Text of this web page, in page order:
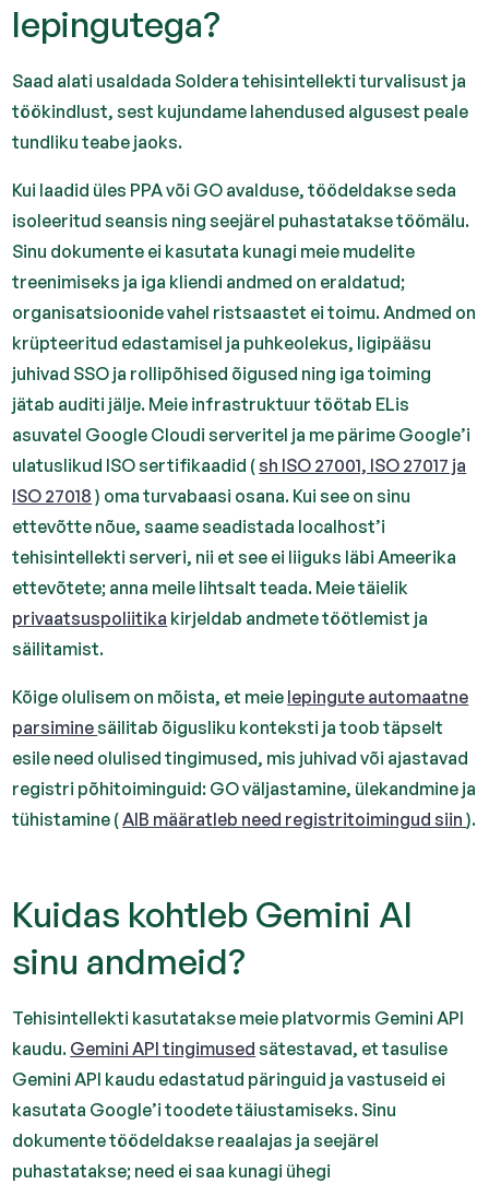
lepingutega?
Saad alati usaldada Soldera tehisintellekti turvalisust ja
töökindlust, sest kujundame lahendused algusest peale
tundliku teabe jaoks.
Kui laadid üles PPA või GO avalduse, töödeldakse seda
isoleeritud seansis ning seejärel puhastatakse töömälu.
Sinu dokumente ei kasutata kunagi meie mudelite
treenimiseks ja iga kliendi andmed on eraldatud;
organisatsioonide vahel ristsaastet ei toimu. Andmed on
krüpteeritud edastamisel ja puhkeolekus, ligipääsu
juhivad SSO ja rollipõhised õigused ning iga toiming
jätab auditi jälje. Meie infrastruktuur töötab ELis
asuvatel Google Cloudi serveritel ja me pärime Google’i
ulatuslikud ISO sertifikaadid (sh ISO 27001, ISO 27017 ja
ISO 27018 ) oma turvabaasi osana. Kui see on sinu
ettevõtte nõue, saame seadistada localhost’i
tehisintellekti serveri, nii et see ei liiguks läbi Ameerika
ettevõtete; anna meile lihtsalt teada. Meie täielik
privaatsuspoliitika kirjeldab andmete töötlemist ja
säilitamist.
Kõige olulisem on mõista, et meie lepingute automaatne
parsiminesäilitab õigusliku konteksti ja toob täpselt
esile need olulised tingimused, mis juhivad või ajastavad
registri põhitoiminguid: GO väljastamine, ülekandmine ja
tühistamine (AIB määratleb need registritoimingud siin).
Kuidas kohtleb Gemini AI
sinu andmeid?
Tehisintellekti kasutatakse meie platvormis Gemini API
kaudu. Gemini API tingimused sätestavad, et tasulise
Gemini API kaudu edastatud päringuid ja vastuseid ei
kasutata Google’i toodete täiustamiseks. Sinu
dokumente töödeldakse reaalajas ja seejärel
puhastatakse; need ei saa kunagi ühegi